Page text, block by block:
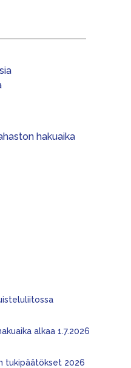
hakuaika
alkaa 1.7.2026
tukipäätökset 2026